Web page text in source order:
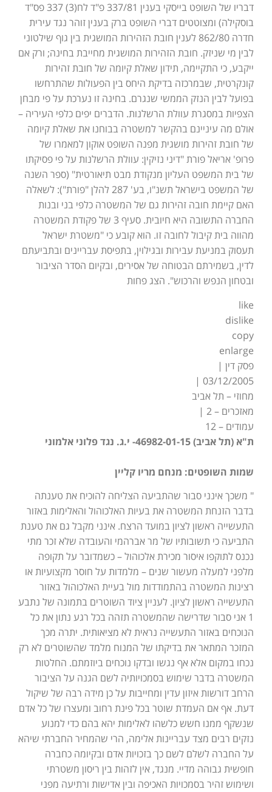
דבריו של השופט בייסקי בענין 337/81 פ"ד לח(3) 337 פס"ד
בוסקילה) ומצוטטים דברי השופט ברק בענין זוהר נגד עירית
חדרה 862/80 לענין חובת הזהירות המושגית בין גוף שילטוני
לבין מי שניזק. חובת הזהירות המושגית מחייבת בחינה; ורק אם
ייקבע, כי התקיימה, תידון שאלת קיומה של חובת זהירות
קונקרטית, שבמרכזה בדיקת היחס בין הפעולות שהתרחשו
בפועל לבין הנזק הממשי שנגרם. בחינה זו נערכת על פי מבחן
הצפיות במסגרת עוולת הרשלנות. הדברים יפים כלפי העיריה –
אולם מה עיניינם בהקשר למשטרה בבוחנו את שאלת קיומה
של חובת זהירות מושגית מפנה השופט אוקון למאמרו של
פרופ' אריאל פורת "דיני נזיקין: עוולת הרשלנות על פי פסיקתו
של בית המשפט העליון מנקודת מבט תיאורטית" (ספר השנה
של המשפט בישראל תשנ"ו, בע' 287 להלן "פורת"): לשאלה
האם קיימת חובה זהירות גם של המשטרה כלפי בני ובנות
החברה התשובה היא חיובית. סעיף 3 של פקודת המשטרה
מהווה בית קיבול לחובה זו. הוא קובע כי "משטרת ישראל
תעסוק במניעת עבירות ובגילוין, בתפיסת עבריינים ובתביעתם
לדין, בשמירתם הבטוחה של אסירים, ובקיום הסדר הציבור
ובטחון הנפש והרכוש". הצג פחות
like
dislike
copy
enlarge
פסק דין |
03/12/2005 |
מחוזי – תל אביב
מאזכרים – 2 |
עמודים – 12
ת"א (תל אביב) 46982-01-15- י.ג. נגד פלוני אלמוני
שמות השופטים: מנחם מריו קליין
" משכך אינני סבור שהתביעה הצליחה להוכיח את טענתה
בדבר הזנחת המשטרה את בעיות האלכוהול והאלימות באזור
התעשייה ראשון לציון במועד הרצח. אינני מקבל גם את טענת
התביעה כי תשובותיו של מר אברהמי והעובדה שלא זכר מתי
נכנס לתוקפו איסור מכירת אלכוהול – כשמדובר על תקופה
מלפני למעלה מעשור שנים – מלמדות על חוסר מקצועיות או
רצינות המשטרה בהתמודדות מול בעיית האלכוהול באזור
התעשייה ראשון לציון. לעניין ציוד השוטרים בתמונה של נתבע
1 אני סבור שדרישה שהמשטרה תזהה בכל רגע נתון את כל
הנוכחים באזור התעשייה נראית לא מציאותית. יתרה מכך
המזכר המתאר את בדיקתו של המנוח מלמד שהשוטרים לא רק
נכחו במקום אלא אף נגשו ובדקו נוכחים ביוזמתם. החלטות
המשטרה בדבר שימוש בסמכויותיה לשם הגנה על הציבור
הרחב דורשות איזון עדין ומחייבות על כן מידה רבה של שיקול
דעת. אף אם העמדת שוטר בכל פינת רחוב ומעצרו של כל אדם
שנשקף ממנו חשש כלשהו לאלימות יהא בהם כדי למנוע
נזקים רבים מצד עבריינות אלימה, הרי שהמחיר החברתי שיהא
על החברה לשלם לשם כך בזכויות אדם ובקיומה כחברה
חופשית גבוהה מדיי. מנגד, אין לזהות בין ריסון משטרתי
ושימוש זהיר בסמכויות האכיפה ובין אדישות ורתיעה מפני